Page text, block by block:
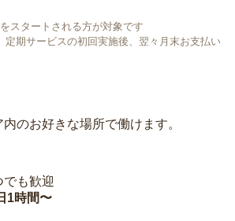
スタートされる方が対象です
定期サービスの初回実施後、翌々月末お支払い
のお好きな場所で働けます。
も歓迎
1時間〜